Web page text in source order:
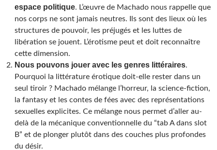
espace politique. L’œuvre de Machado nous rappelle que
nos corps ne sont jamais neutres. Ils sont des lieux où les
structures de pouvoir, les préjugés et les luttes de
libération se jouent. L’érotisme peut et doit reconnaître
cette dimension.
Nous pouvons jouer avec les genres littéraires.
Pourquoi la littérature érotique doit-elle rester dans un
seul tiroir ? Machado mélange l’horreur, la science-fiction,
la fantasy et les contes de fées avec des représentations
sexuelles explicites. Ce mélange nous permet d’aller au-
delà de la mécanique conventionnelle du “tab A dans slot
B” et de plonger plutôt dans des couches plus profondes
du désir.